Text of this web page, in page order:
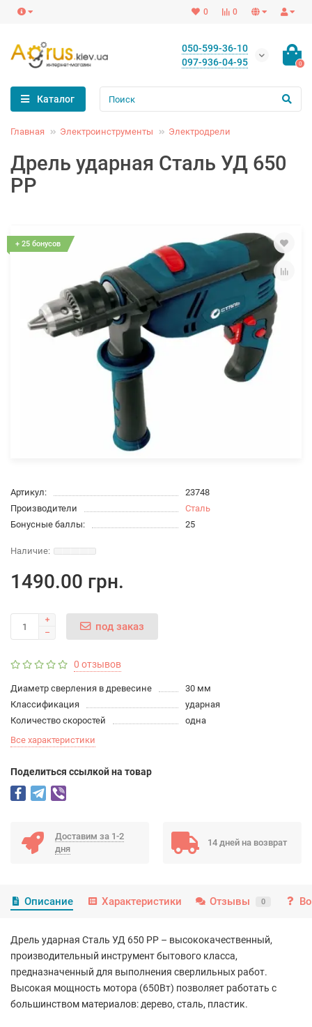
0
0
050-599-36-10
097-936-04-95
0
Каталог
Главная Электроинструменты Электродрели
Дрель ударная Сталь УД 650
РР
+ 25 бонусов
Артикул:
23748
Производители
Сталь
Бонусные баллы:
25
1490.00 грн.
под заказ
0 отзывов
Диаметр сверления в древесине
30 мм
Классификация
ударная
Количество скоростей
одна
Все характеристики
Поделиться ссылкой на товар
Доставим за 1-2
дня
14 дней на возврат
Описание Характеристики Отзывы 0
Дрель ударная Сталь УД 650 РР – высококачественный,
производительный инструмент бытового класса,
предназначенный для выполнения сверлильных работ.
Высокая мощность мотора (650Вт) позволяет работать с
большинством материалов: дерево, сталь, пластик.